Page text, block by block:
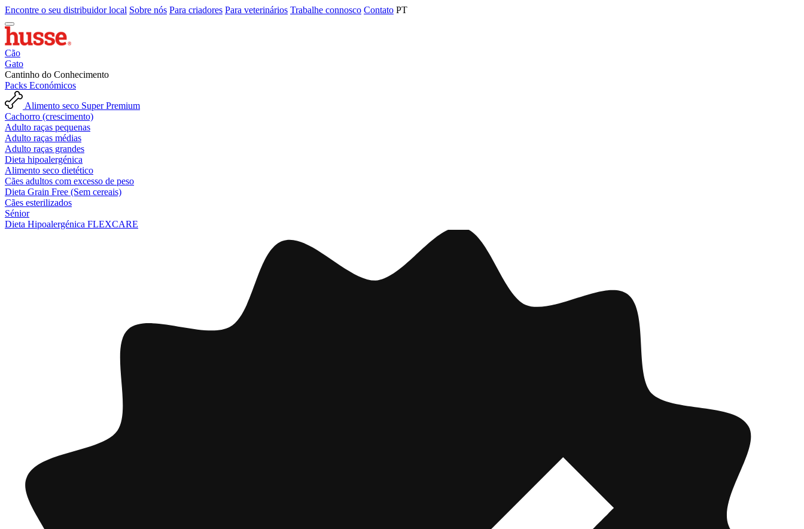
Encontre o seu distribuidor local Sobre nós Para criadores Para veterinários Trabalhe connosco Contato PT
Cão
Gato
Cantinho do Conhecimento
Packs Económicos
Alimento seco Super Premium
Cachorro (crescimento)
Adulto raças pequenas
Adulto raças médias
Adulto raças grandes
Dieta hipoalergénica
Alimento seco dietético
Cães adultos com excesso de peso
Dieta Grain Free (Sem cereais)
Cães esterilizados
Sénior
Dieta Hipoalergénica FLEXCARE